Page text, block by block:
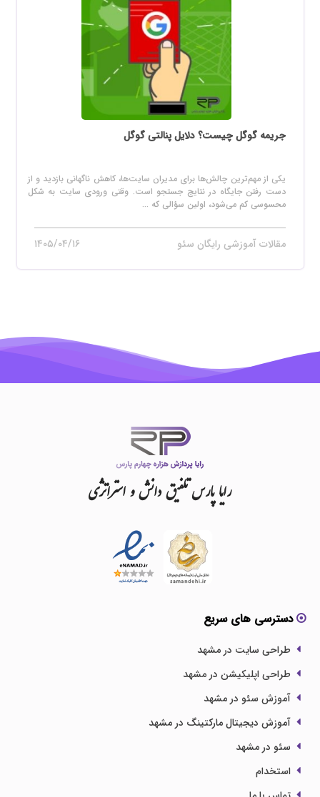
جریمه گوگل چیست؟ دلایل پنالتی گوگل
یکی از مهم‌ترین چالش‌ها برای مدیران سایت‌ها، کاهش ناگهانی بازدید و از
دست رفتن جایگاه در نتایج جستجو است. وقتی ورودی سایت به شکل
محسوسی کم می‌شود، اولین سؤالی که ...
مقالات آموزشی رایگان سئو ۱۴۰۵/۰۴/۱۶
رایاپارستلفیقدانشواستراتژی
دسترسی های سریع
طراحی سایت در مشهد
طراحی اپلیکیشن در مشهد
آموزش سئو در مشهد
آموزش دیجیتال مارکتینگ در مشهد
سئو در مشهد
استخدام